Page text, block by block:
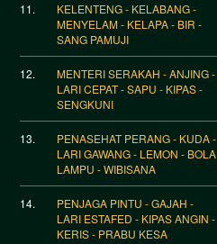
11.
KELENTENG - KELABANG -
MENYELAM - KELAPA - BIR -
SANG PAMUJI
12.
MENTERI SERAKAH - ANJING -
LARI CEPAT - SAPU - KIPAS -
SENGKUNI
13.
PENASEHAT PERANG - KUDA -
LARI GAWANG - LEMON - BOLA
LAMPU - WIBISANA
14.
PENJAGA PINTU - GAJAH -
LARI ESTAFED - KIPAS ANGIN -
KERIS - PRABU KESA